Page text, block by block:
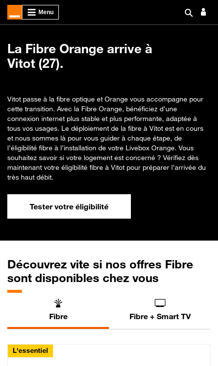
La Fibre Orange arrive à
Vitot (27).
Vitot passe à la fibre optique et Orange vous accompagne pour
cette transition. Avec la Fibre Orange, bénéficiez d’une
connexion internet plus stable et plus performante, adaptée à
tous vos usages. Le déploiement de la fibre à Vitot est en cours
et nous sommes là pour vous guider à chaque étape, de
l’éligibilité fibre à l’installation de votre Livebox Orange. Vous
souhaitez savoir si votre logement est concerné ? Vérifiez dès
maintenant votre éligibilité fibre à Vitot pour préparer l’arrivée du
très haut débit.
Tester votre éligibilité
Découvrez vite si nos offres Fibre
sont disponibles chez vous
Fibre Fibre + Smart TV
L'essentiel